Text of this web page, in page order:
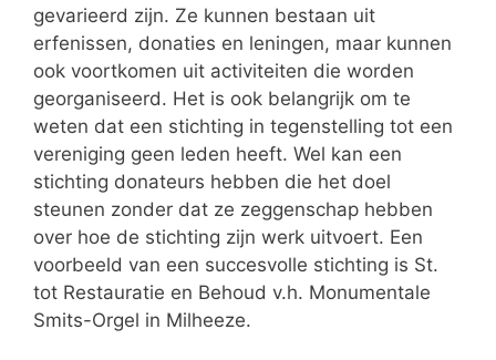
gevarieerd zijn. Ze kunnen bestaan uit
erfenissen, donaties en leningen, maar kunnen
ook voortkomen uit activiteiten die worden
georganiseerd. Het is ook belangrijk om te
weten dat een stichting in tegenstelling tot een
vereniging geen leden heeft. Wel kan een
stichting donateurs hebben die het doel
steunen zonder dat ze zeggenschap hebben
over hoe de stichting zijn werk uitvoert. Een
voorbeeld van een succesvolle stichting is St.
tot Restauratie en Behoud v.h. Monumentale
Smits-Orgel in Milheeze.